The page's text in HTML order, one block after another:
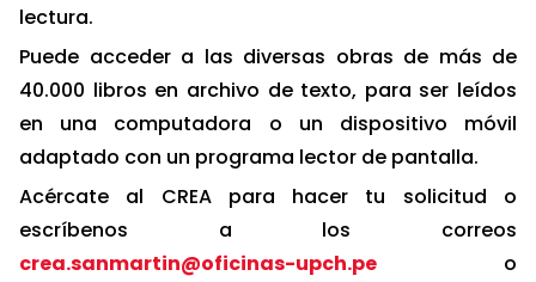
lectura.
Puede acceder a las diversas obras de más de
40.000 libros en archivo de texto, para ser leídos
en una computadora o un dispositivo móvil
adaptado con un programa lector de pantalla.
Acércate al CREA para hacer tu solicitud o
escríbenos a los correos
crea.sanmartin@oficinas-upch.pe o